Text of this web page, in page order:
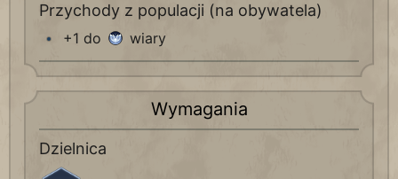
Przychody z populacji (na obywatela)
+1 do wiary
Wymagania
Dzielnica